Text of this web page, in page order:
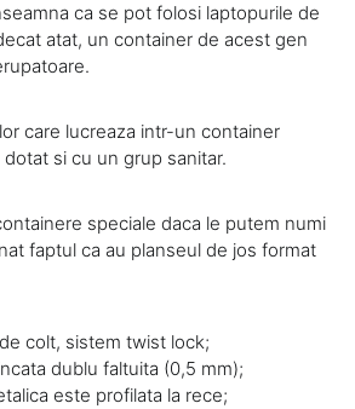
ca se pot folosi laptopurile de
atat, un container de acest gen
care lucreaza intr-un container
si cu un grup sanitar.
speciale daca le putem numi
faptul ca au planseul de jos format
colt, sistem twist lock;
dublu faltuita (0,5 mm);
este profilata la rece;